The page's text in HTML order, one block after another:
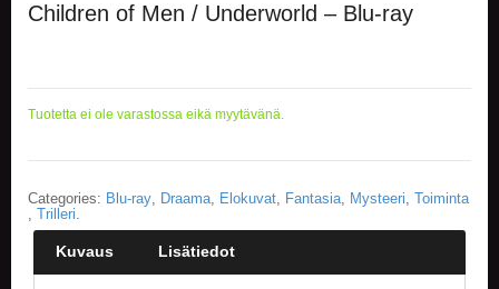
Children of Men / Underworld – Blu-ray
Tuotetta ei ole varastossa eikä myytävänä.
Categories: Blu-ray, Draama, Elokuvat, Fantasia, Mysteeri, Toiminta
, Trilleri.
Kuvaus Lisätiedot